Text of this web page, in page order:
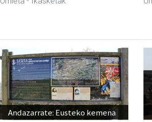
Andazarrate: Eusteko kemena